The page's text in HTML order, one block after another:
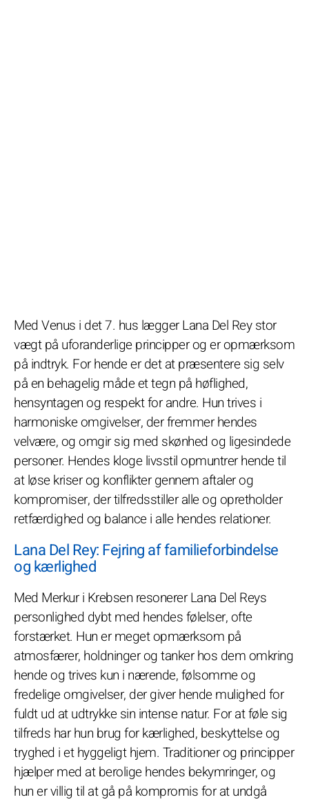
Med Venus i det 7. hus lægger Lana Del Rey stor
vægt på uforanderlige principper og er opmærksom
på indtryk. For hende er det at præsentere sig selv
på en behagelig måde et tegn på høflighed,
hensyntagen og respekt for andre. Hun trives i
harmoniske omgivelser, der fremmer hendes
velvære, og omgir sig med skønhed og ligesindede
personer. Hendes kloge livsstil opmuntrer hende til
at løse kriser og konflikter gennem aftaler og
kompromiser, der tilfredsstiller alle og opretholder
retfærdighed og balance i alle hendes relationer.
Lana Del Rey: Fejring af familieforbindelse
og kærlighed
Med Merkur i Krebsen resonerer Lana Del Reys
personlighed dybt med hendes følelser, ofte
forstærket. Hun er meget opmærksom på
atmosfærer, holdninger og tanker hos dem omkring
hende og trives kun i nærende, følsomme og
fredelige omgivelser, der giver hende mulighed for
fuldt ud at udtrykke sin intense natur. For at føle sig
tilfreds har hun brug for kærlighed, beskyttelse og
tryghed i et hyggeligt hjem. Traditioner og principper
hjælper med at berolige hendes bekymringer, og
hun er villig til at gå på kompromis for at undgå